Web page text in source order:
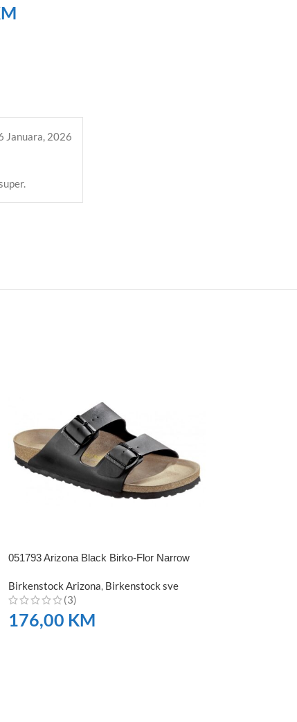
Januara, 2026
051793 Arizona Black Birko-Flor Narrow
Birkenstock Arizona, Birkenstock sve
(3)
176,00 KM